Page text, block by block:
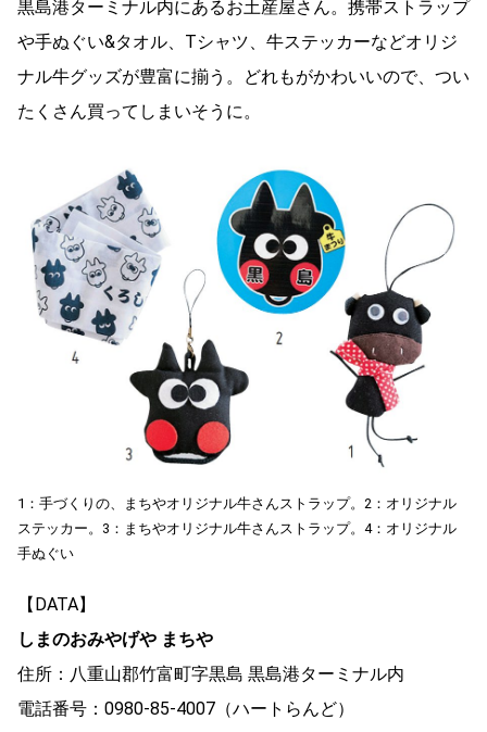
黒島港ターミナル内にあるお土産屋さん。携帯ストラップ
や手ぬぐい&タオル、Tシャツ、牛ステッカーなどオリジ
ナル牛グッズが豊富に揃う。どれもがかわいいので、つい
たくさん買ってしまいそうに。
1：手づくりの、まちやオリジナル牛さんストラップ。2：オリジナル
ステッカー。3：まちやオリジナル牛さんストラップ。4：オリジナル
手ぬぐい
【DATA】
しまのおみやげや まちや
住所：八重山郡竹富町字黒島 黒島港ターミナル内
電話番号：0980-85-4007（ハートらんど）